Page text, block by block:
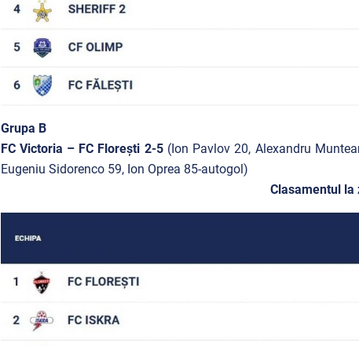
Grupa B
FC Victoria – FC Florești 2-5(Ion Pavlov 20, Alexandru
Eugeniu Sidorenco 59, Ion Oprea 85-autogol)
Clasamentul la